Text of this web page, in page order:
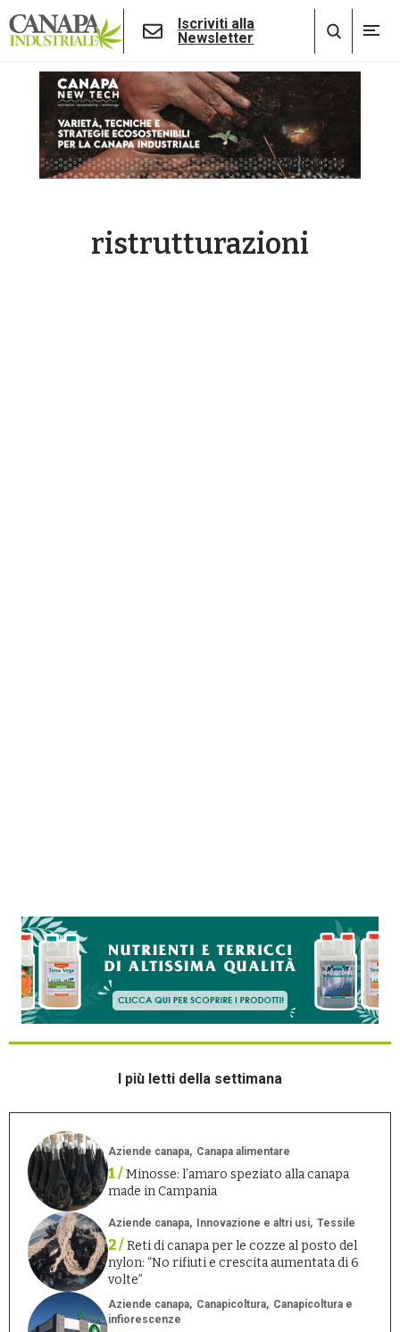
Iscriviti alla
Newsletter
ristrutturazioni
I più letti della settimana
Aziende canapa Canapa alimentare
1 /Minosse: l’amaro speziato alla canapa
made in Campania
Aziende canapa Innovazione e altri usi Tessile
2 /Reti di canapa per le cozze al posto del
nylon: “No rifiuti e crescita aumentata di 6
volte”
Aziende canapa Canapicoltura
Canapicoltura e
infiorescenze